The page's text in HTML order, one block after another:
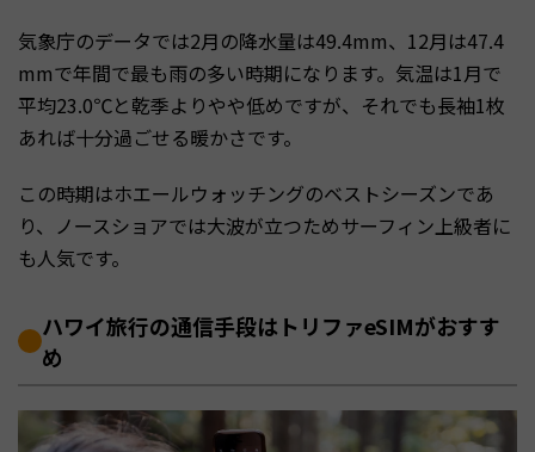
気象庁のデータでは2月の降水量は49.4mm、12月は47.4
mmで年間で最も雨の多い時期になります。気温は1月で
平均23.0℃と乾季よりやや低めですが、それでも長袖1枚
あれば十分過ごせる暖かさです。
この時期はホエールウォッチングのベストシーズンであ
り、ノースショアでは大波が立つためサーフィン上級者に
も人気です。
ハワイ旅行の通信手段はトリファeSIMがおすす
め